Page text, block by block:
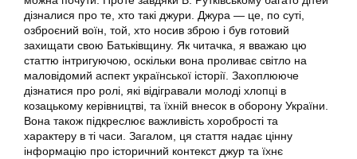
дізналися про те, хто такі джури. Джура — це, по суті,
озброєний воїн, той, хто носив зброю і був готовий
захищати свою Батьківщину. Як читачка, я вважаю цю
статтю інтригуючою, оскільки вона проливає світло на
маловідомий аспект української історії. Захоплююче
дізнатися про ролі, які відігравали молоді хлопці в
козацькому керівництві, та їхній внесок в оборону України.
Вона також підкреслює важливість хоробрості та
характеру в ті часи. Загалом, ця стаття надає цінну
інформацію про історичний контекст джур та їхнє